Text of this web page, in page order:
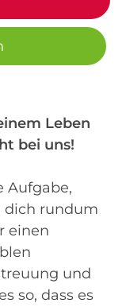
Leben
bei uns!
Aufgabe,
dich rundum
einen
und
so, dass es